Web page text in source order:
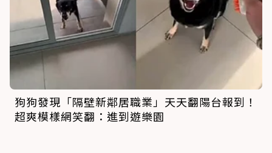
狗狗發現「隔壁新鄰居職業」天天翻陽台報到！
超爽模樣網笑翻：進到遊樂園